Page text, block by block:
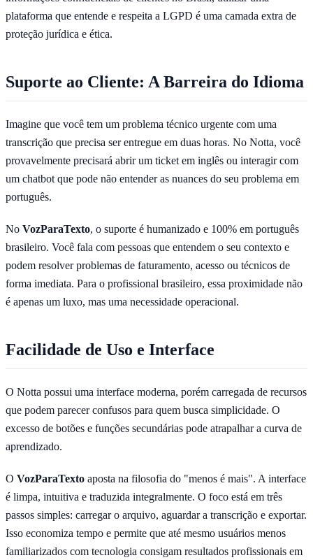
plataforma que entende e respeita a LGPD é uma camada extra de
proteção jurídica e ética.
Suporte ao Cliente: A Barreira do Idioma
Imagine que você tem um problema técnico urgente com uma
transcrição que precisa ser entregue em duas horas. No Notta, você
provavelmente precisará abrir um ticket em inglês ou interagir com
um chatbot que pode não entender as nuances do seu problema em
português.
No VozParaTexto, o suporte é humanizado e 100% em português
brasileiro. Você fala com pessoas que entendem o seu contexto e
podem resolver problemas de faturamento, acesso ou técnicos de
forma imediata. Para o profissional brasileiro, essa proximidade não
é apenas um luxo, mas uma necessidade operacional.
Facilidade de Uso e Interface
O Notta possui uma interface moderna, porém carregada de recursos
que podem parecer confusos para quem busca simplicidade. O
excesso de botões e funções secundárias pode atrapalhar a curva de
aprendizado.
O VozParaTexto aposta na filosofia do "menos é mais". A interface
é limpa, intuitiva e traduzida integralmente. O foco está em três
passos simples: carregar o arquivo, aguardar a transcrição e exportar.
Isso economiza tempo e permite que até mesmo usuários menos
familiarizados com tecnologia consigam resultados profissionais em